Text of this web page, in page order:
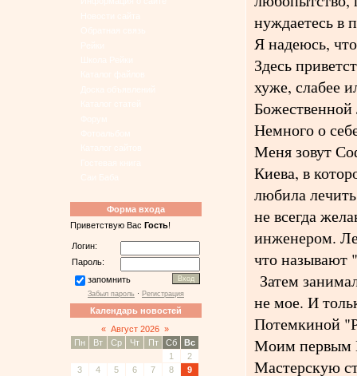
Форма входа
Приветствую Вас Гость!
Логин:
Пароль:
запомнить
Забыл пароль · Регистрация
Календарь новостей
« Август 2026 »
Пн
Вт Ср Чт Пт Сб
Вс
1
2
3
4 5 6 7 8
9
нуждаетесь в
Я надеюсь,
Здесь
хуже, слабее
Немного о
Меня зовут
Киева, в
любила
не всегда
инженером.
что называют
Затем
не мое. И
Потемкиной
Моим первым
Мастерскую